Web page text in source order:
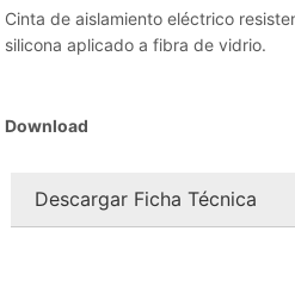
Cinta de aislamiento eléctrico
silicona aplicado a fibra de vidrio.
Download
Descargar Ficha Técnica